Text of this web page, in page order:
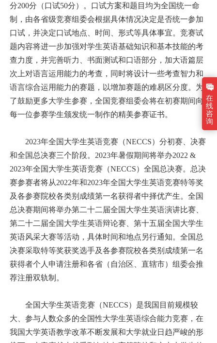
分200分（口试50分）。口试方案和题目均为全国统一命
制，由各省级竞赛组委会根据具体情况决定是否统一参加
口试，并决定口试地点、时间、形式等具体事宜。竞赛试
题内容将进一步加强对学生英语基础知识和基本技能的考
查力度，并完善听力、书面测试和口语部分，加大语篇层
次上对语言运用能力的考查，同时将设计一些考查智力和
语言综合运用能力的赛题，以增加赛题的难易区分度。为
了鼓励更多大学生参赛，全国竞赛组委会将在初赛期间向
每一位参赛学生颁发统一制作的精美参赛证书。
2023年全国大学生英语竞赛（NECCS）分初赛、决赛
和全国总决赛三个阶段。2023年暑假期间将举办2022 &
2023年全国大学生英语竞赛（NECCS）全国总决赛。总决
赛参赛者将从2022年和2023年全国大学生英语竞赛特等奖
及各参赛院校各类别成绩第一名获得者中择优产生。全国
总决赛期间将举办第二十二届全国大学生英语演讲比赛、
第二十二届全国大学生英语辩论赛、第十五届全国大学生
英语风采大赛等活动，具体时间和地点另行通知。全国总
决赛采取特等奖获奖选手及各参赛院校各类别成绩第一名
获得者个人申请注册和各省（自治区、直辖市）组委会推
荐注册双轨制。
全国大学生英语竞赛（NECCS）是我国目前规模较
大、参与人数众多的全国性大学生英语综合能力竞赛，在
我国大学英语教学改革不断发展和大学就业日趋严峻的形
在
线
咨
询